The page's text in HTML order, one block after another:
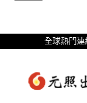
全球熱門連